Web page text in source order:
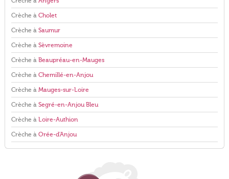
Crèche à Cholet
Crèche à Saumur
Crèche à Sèvremoine
Crèche à Beaupréau-en-Mauges
Crèche à Chemillé-en-Anjou
Crèche à Mauges-sur-Loire
Crèche à Segré-en-Anjou Bleu
Crèche à Loire-Authion
Crèche à Orée-d'Anjou